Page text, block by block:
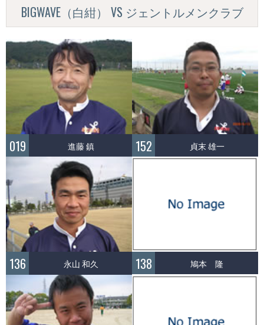
BIGWAVE（白紺） VS ジェントルメンクラブ
019 進藤 鎮 152 貞末 雄一
136 永山 和久 138 鳩本 隆